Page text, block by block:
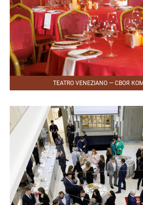
TEATRO VENEZIANO — СВОЯ